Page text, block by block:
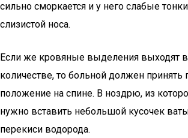
сильно сморкается и у него слабые
слизистой носа.
Если же кровяные выделения выходят
количестве, то больной должен принять
положение на спине. В ноздрю, из
нужно вставить небольшой кусочек
перекиси водорода.